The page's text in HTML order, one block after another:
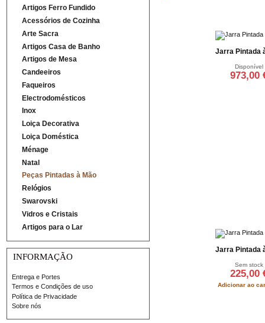
Artigos Ferro Fundido
Acessórios de Cozinha
Arte Sacra
Artigos Casa de Banho
Artigos de Mesa
Candeeiros
Faqueiros
Electrodomésticos
Inox
Loiça Decorativa
Loiça Doméstica
Ménage
Natal
Peças Pintadas à Mão
Relógios
Swarovski
Vidros e Cristais
Artigos para o Lar
INFORMAÇÃO
Entrega e Portes
Termos e Condições de uso
Política de Privacidade
Sobre nós
Jarra Pintada
Disponível
973,00
Jarra Pintada
Sem stock
225,00
Adicionar ao